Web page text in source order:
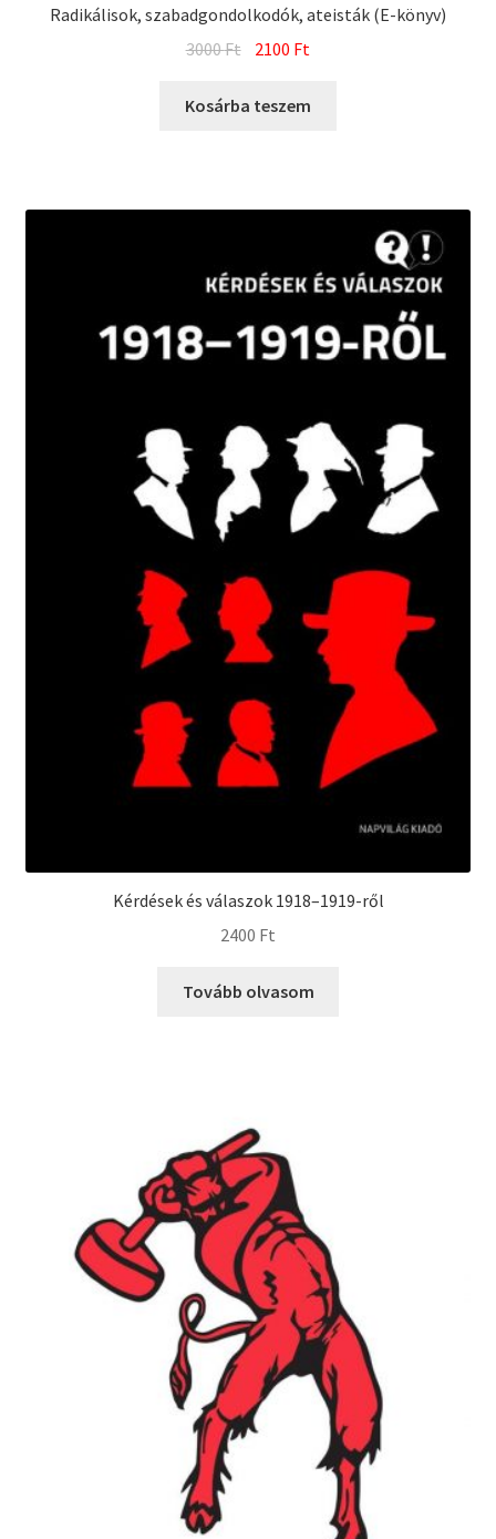
Radikálisok, szabadgondolkodók, ateisták (E-könyv)
3000Ft Original
was:
2100 Ft
is:
Kosárba teszem
Kérdések és válaszok 1918–1919-ről
2400 Ft
Tovább olvasom